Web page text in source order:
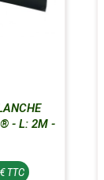
- L: 2M -
TTC